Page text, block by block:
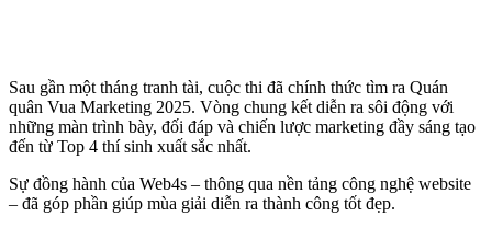
Sau gần một tháng tranh tài, cuộc thi đã chính thức tìm ra Quán
quân Vua Marketing 2025. Vòng chung kết diễn ra sôi động với
những màn trình bày, đối đáp và chiến lược marketing đầy sáng tạo
đến từ Top 4 thí sinh xuất sắc nhất.
Sự đồng hành của Web4s – thông qua nền tảng công nghệ website
– đã góp phần giúp mùa giải diễn ra thành công tốt đẹp.